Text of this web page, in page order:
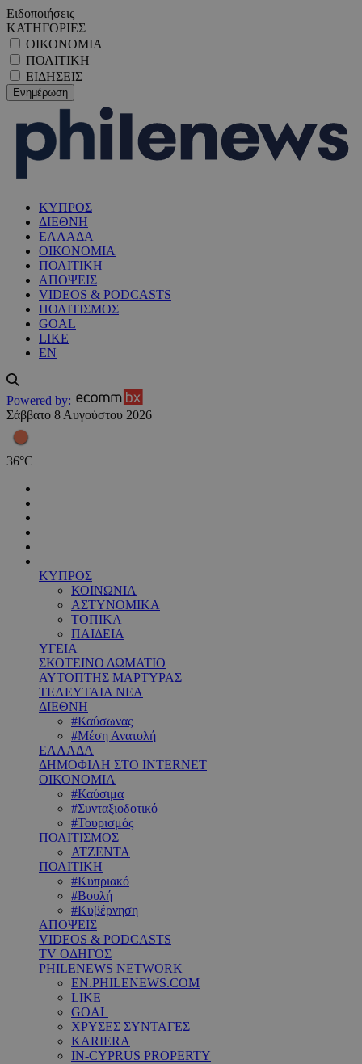
Ειδοποιήσεις
ΚΑΤΗΓΟΡΙΕΣ
ΟΙΚΟΝΟΜΙΑ
ΠΟΛΙΤΙΚΗ
ΕΙΔΗΣΕΙΣ
ΚΥΠΡΟΣ
ΔΙΕΘΝΗ
ΕΛΛΑΔΑ
ΟΙΚΟΝΟΜΙΑ
ΠΟΛΙΤΙΚΗ
ΑΠΟΨΕΙΣ
VIDEOS & PODCASTS
ΠΟΛΙΤΙΣΜΟΣ
GOAL
LIKE
EN
Powered by:
Σάββατο 8 Αυγούστου 2026
36°C
ΚΥΠΡΟΣ
ΚΟΙΝΩΝΙΑ
ΑΣΤΥΝΟΜΙΚΑ
ΤΟΠΙΚΑ
ΠΑΙΔΕΙΑ
ΥΓΕΙΑ
ΣΚΟΤΕΙΝΟ ΔΩΜΑΤΙΟ
ΑΥΤΟΠΤΗΣ ΜΑΡΤΥΡΑΣ
ΤΕΛΕΥΤΑΙΑ ΝΕΑ
ΔΙΕΘΝΗ
#Καύσωνας
#Μέση Ανατολή
ΕΛΛΑΔΑ
ΔΗΜΟΦΙΛΗ ΣΤΟ INTERNET
ΟΙΚΟΝΟΜΙΑ
#Καύσιμα
#Συνταξιοδοτικό
#Τουρισμός
ΠΟΛΙΤΙΣΜΟΣ
ΑΤΖΕΝΤΑ
ΠΟΛΙΤΙΚΗ
#Κυπριακό
#Βουλή
#Κυβέρνηση
ΑΠΟΨΕΙΣ
VIDEOS & PODCASTS
TV ΟΔΗΓΟΣ
PHILENEWS NETWORK
EN.PHILENEWS.COM
LIKE
GOAL
ΧΡΥΣΕΣ ΣΥΝΤΑΓΕΣ
KARIERA
IN-CYPRUS PROPERTY